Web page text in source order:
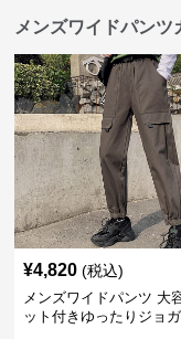
メンズワイドパン
¥4,820 (税込)
メンズワイドパンツ 大
ット付きゆったりジョ